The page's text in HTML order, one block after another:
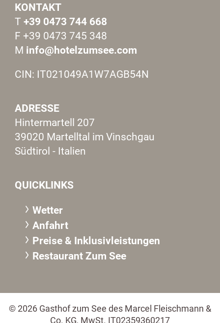
KONTAKT
T +39 0473 744 668
F +39 0473 745 348
M info@hotelzumsee.com
CIN: IT021049A1W7AGB54N
ADRESSE
Hintermartell 207
39020 Martelltal im Vinschgau
Südtirol - Italien
QUICKLINKS
Wetter
Anfahrt
Preise & Inklusivleistungen
Restaurant Zum See
© 2026 Gasthof zum See des Marcel Fleischmann &
Co. KG, MwSt. IT02359360217